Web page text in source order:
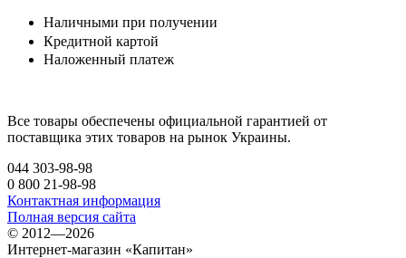
Наличными при получении
Кредитной картой
Наложенный платеж
Все товары обеспечены официальной гарантией от
поставщика этих товаров на рынок Украины.
044 303-98-98
0 800 21-98-98
Контактная информация
Полная версия сайта
© 2012—2026
Интернет-магазин «Капитан»